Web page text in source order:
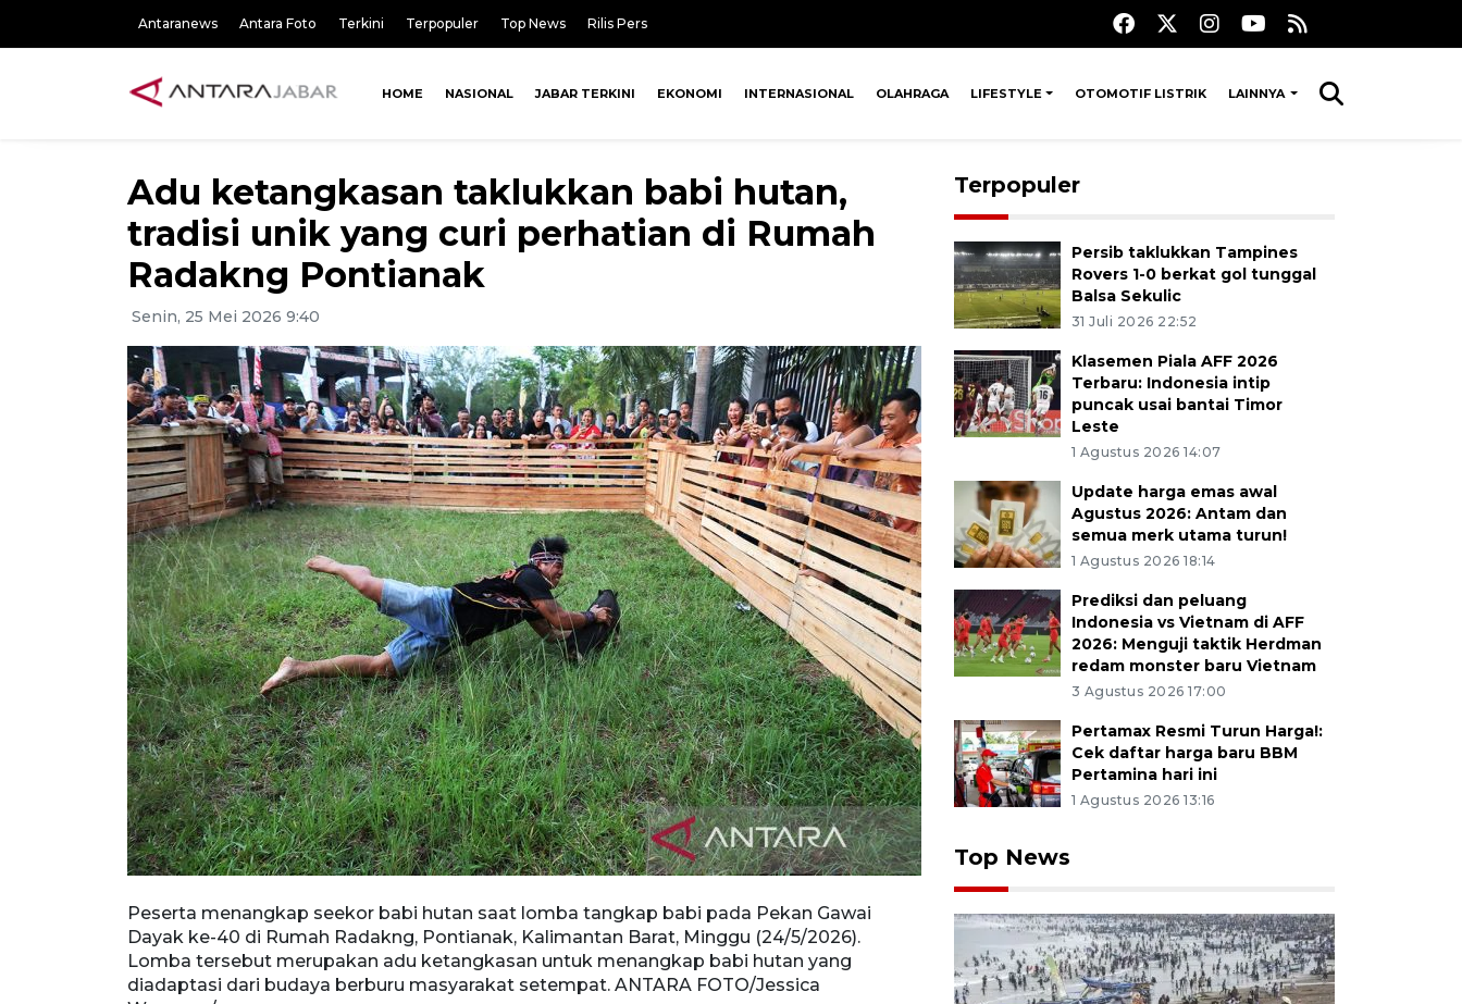
Antaranews Antara Foto Terkini Terpopuler Top News Rilis Pers
HOME NASIONAL JABAR TERKINI EKONOMI INTERNASIONAL OLAHRAGA LIFESTYLE OTOMOTIF LISTRIK LAINNYA
Adu ketangkasan taklukkan babi hutan,
tradisi unik yang curi perhatian di Rumah
Radakng Pontianak
Senin, 25 Mei 2026 9:40
Peserta menangkap seekor babi hutan saat lomba tangkap babi pada Pekan Gawai
Dayak ke-40 di Rumah Radakng, Pontianak, Kalimantan Barat, Minggu (24/5/2026).
Lomba tersebut merupakan adu ketangkasan untuk menangkap babi hutan yang
diadaptasi dari budaya berburu masyarakat setempat. ANTARA FOTO/Jessica
Peserta berusaha menangkap seekor babi hutan saat
Gawai Dayak ke-40 di Rumah Radakng, Pontianak,
Lomba tersebut merupakan adu ketangkasan untuk
diadaptasi dari budaya berburu masyarakat setempat.
Terpopuler
Persib taklukkan Tampines
Rovers 1-0 berkat gol tunggal
Balsa Sekulic
31 Juli 2026 22:52
Klasemen Piala AFF 2026
Terbaru: Indonesia intip
puncak usai bantai Timor
Leste
1 Agustus 2026 14:07
Update harga emas awal
Agustus 2026: Antam dan
semua merk utama turun!
1 Agustus 2026 18:14
Prediksi dan peluang
Indonesia vs Vietnam di AFF
2026: Menguji taktik Herdman
redam monster baru Vietnam
3 Agustus 2026 17:00
Pertamax Resmi Turun Harga!:
Cek daftar harga baru BBM
Pertamina hari ini
1 Agustus 2026 13:16
Top News